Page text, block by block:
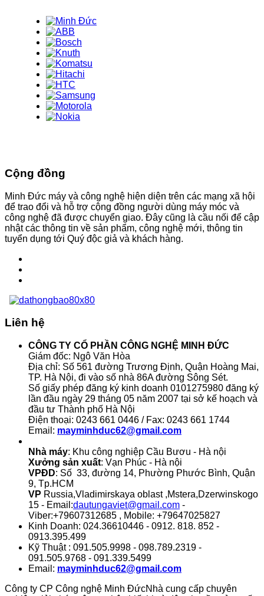
Cộng đồng
Minh Đức máy và công nghệ hiện diện trên các mạng xã hội
để trao đổi và hỗ trợ cộng đồng người dùng máy móc và
công nghệ đã được chuyển giao. Đây cũng là cầu nối để cập
nhật các thông tin về sản phẩm, công nghệ mới, thông tin
tuyển dụng tới Quý độc giả và khách hàng.
Liên hệ
CÔNG TY CỔ PHẦN CÔNG NGHỆ MINH ĐỨC
Giám đốc: Ngô Văn Hòa
Địa chỉ: Số 561 đường Trương Định, Quận Hoàng Mai,
TP. Hà Nội, đi vào số nhà 86A đường Sông Sét.
Số giấy phép đăng ký kinh doanh 0101275980 đăng ký
lần đầu ngày 29 tháng 05 năm 2007 tại sở kế hoạch và
đầu tư Thành phố Hà Nội
Điện thoại: 0243 661 0446 / Fax: 0243 661 1744
Email: mayminhduc62@gmail.com
Nhà máy: Khu công nghiệp Cầu Bươu - Hà nội
Xưởng sản xuất: Vạn Phúc - Hà nội
VPĐD: Số 33, đường 14, Phường Phước Bình, Quận
9, Tp.HCM
VP Russia,Vladimirskaya oblast ,Mstera,Dzerwinskogo
15 - Email:dautungaviet@gmail.com -
Viber:+79607312685 , Mobile: +79647025827
Kinh Doanh: 024.36610446 - 0912. 818. 852 -
0913.395.499
Kỹ Thuật : 091.505.9998 - 098.789.2319 -
091.505.9768 - 091.339.5499
Email: mayminhduc62@gmail.com
Công ty CP Công nghệ Minh ĐứcNhà cung cấp chuyên